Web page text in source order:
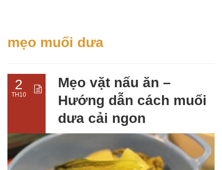
mẹo muối dưa
2
TH10
Mẹo vặt nấu ăn –
Hướng dẫn cách muối
dưa cải ngon